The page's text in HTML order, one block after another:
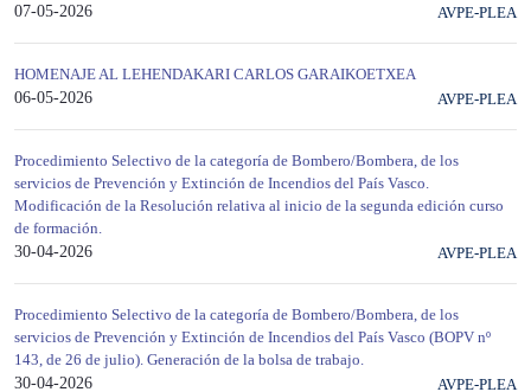
07-05-2026
AVPE-PLEA
HOMENAJE AL LEHENDAKARI CARLOS GARAIKOETXEA
06-05-2026
AVPE-PLEA
Procedimiento Selectivo de la categoría de Bombero/Bombera, de los
servicios de Prevención y Extinción de Incendios del País Vasco.
Modificación de la Resolución relativa al inicio de la segunda edición curso
de formación.
30-04-2026
AVPE-PLEA
Procedimiento Selectivo de la categoría de Bombero/Bombera, de los
servicios de Prevención y Extinción de Incendios del País Vasco (BOPV nº
143, de 26 de julio). Generación de la bolsa de trabajo.
30-04-2026
AVPE-PLEA